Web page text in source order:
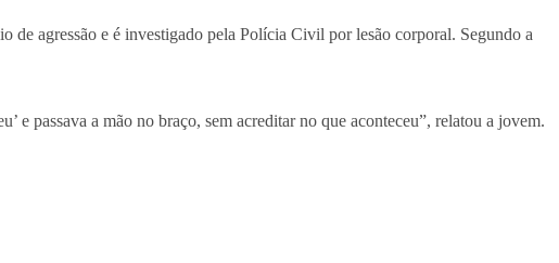
de agressão e é investigado pela Polícia Civil por lesão corporal. Segundo a
e passava a mão no braço, sem acreditar no que aconteceu”, relatou a jovem.